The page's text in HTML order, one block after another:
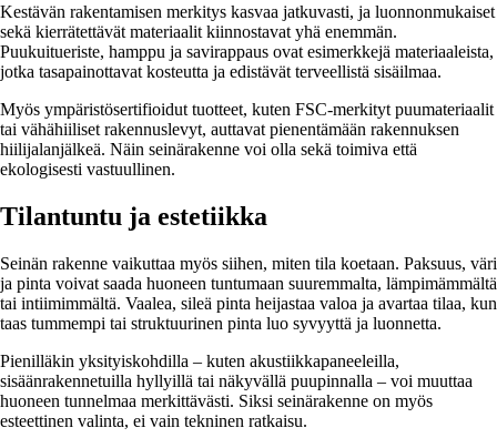
Kestävän rakentamisen merkitys kasvaa jatkuvasti, ja luonnonmukaiset
sekä kierrätettävät materiaalit kiinnostavat yhä enemmän.
Puukuitueriste, hamppu ja savirappaus ovat esimerkkejä materiaaleista,
jotka tasapainottavat kosteutta ja edistävät terveellistä sisäilmaa.
Myös ympäristösertifioidut tuotteet, kuten FSC-merkityt puumateriaalit
tai vähähiiliset rakennuslevyt, auttavat pienentämään rakennuksen
hiilijalanjälkeä. Näin seinärakenne voi olla sekä toimiva että
ekologisesti vastuullinen.
Tilantuntu ja estetiikka
Seinän rakenne vaikuttaa myös siihen, miten tila koetaan. Paksuus, väri
ja pinta voivat saada huoneen tuntumaan suuremmalta, lämpimämmältä
tai intiimimmältä. Vaalea, sileä pinta heijastaa valoa ja avartaa tilaa, kun
taas tummempi tai struktuurinen pinta luo syvyyttä ja luonnetta.
Pienilläkin yksityiskohdilla – kuten akustiikkapaneeleilla,
sisäänrakennetuilla hyllyillä tai näkyvällä puupinnalla – voi muuttaa
huoneen tunnelmaa merkittävästi. Siksi seinärakenne on myös
esteettinen valinta, ei vain tekninen ratkaisu.